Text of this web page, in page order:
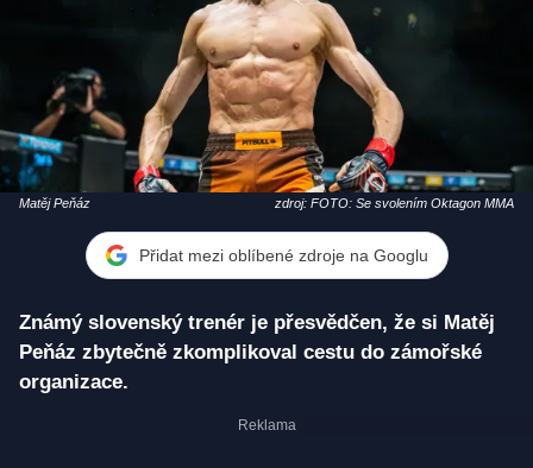
Matěj Peňáz zdroj: FOTO: Se svolením Oktagon MMA
Přidat mezi oblíbené zdroje na Googlu
Známý slovenský trenér je přesvědčen, že si Matěj
Peňáz zbytečně zkomplikoval cestu do zámořské
organizace.